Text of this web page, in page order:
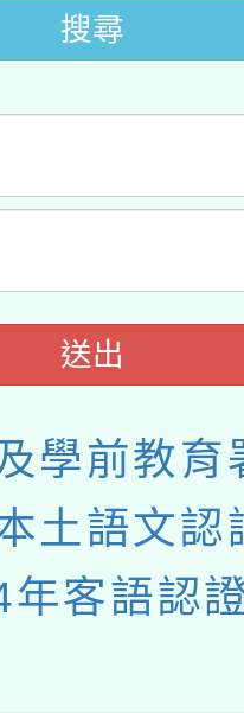
搜尋
送出
學前教育
土語文認
客語認